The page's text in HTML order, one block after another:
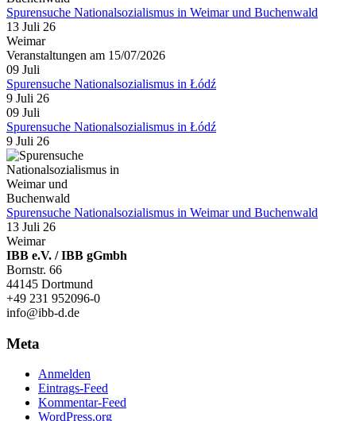
Spurensuche Nationalsozialismus in Weimar und Buchenwald
13 Juli 26
Weimar
Veranstaltungen am 15/07/2026
09 Juli
Spurensuche Nationalsozialismus in Łódź
9 Juli 26
09 Juli
Spurensuche Nationalsozialismus in Łódź
9 Juli 26
Spurensuche Nationalsozialismus in Weimar und Buchenwald
13 Juli 26
Weimar
IBB e.V. / IBB gGmbh
Bornstr. 66
44145 Dortmund
+49 231 952096-0
info@ibb-d.de
Meta
Anmelden
Eintrags-Feed
Kommentar-Feed
WordPress.org